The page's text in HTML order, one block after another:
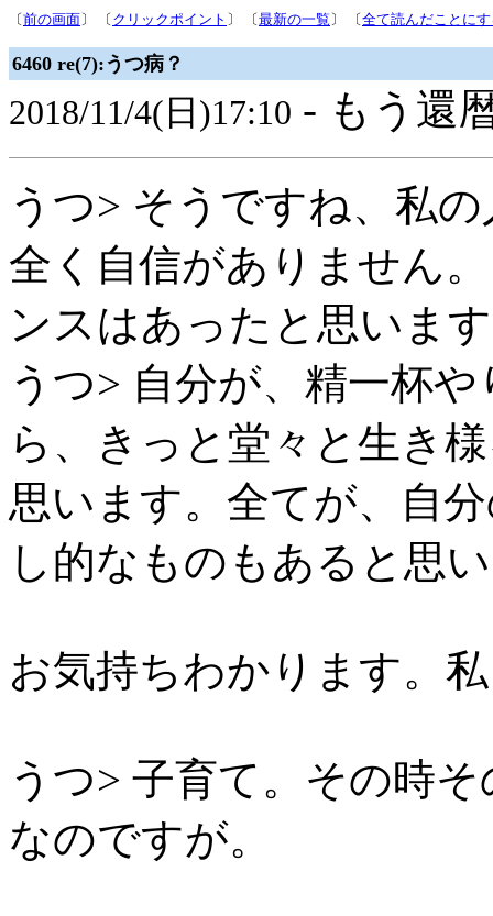
〔前の画面〕 〔 クリックポイント 〕 〔最新の一覧 〕 〔全て読んだことに
6460 re(7):うつ病？
2018/11/4(日)17:10 - もう還
うつ> そうですね、私
全く自信がありません
ンスはあったと思いま
うつ> 自分が、精一杯
ら、きっと堂々と生き
思います。全てが、自
し的なものもあると思
お気持ちわかります。
うつ> 子育て。その時
なのですが。